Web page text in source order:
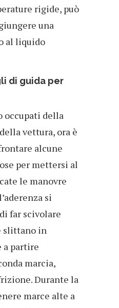
rigide, può
una
al liquido
di guida per
occupati della
vettura, ora è
alcune
per mettersi al
le manovre
si
far scivolare
slittano in
a partire
marcia,
Durante la
marce alte a